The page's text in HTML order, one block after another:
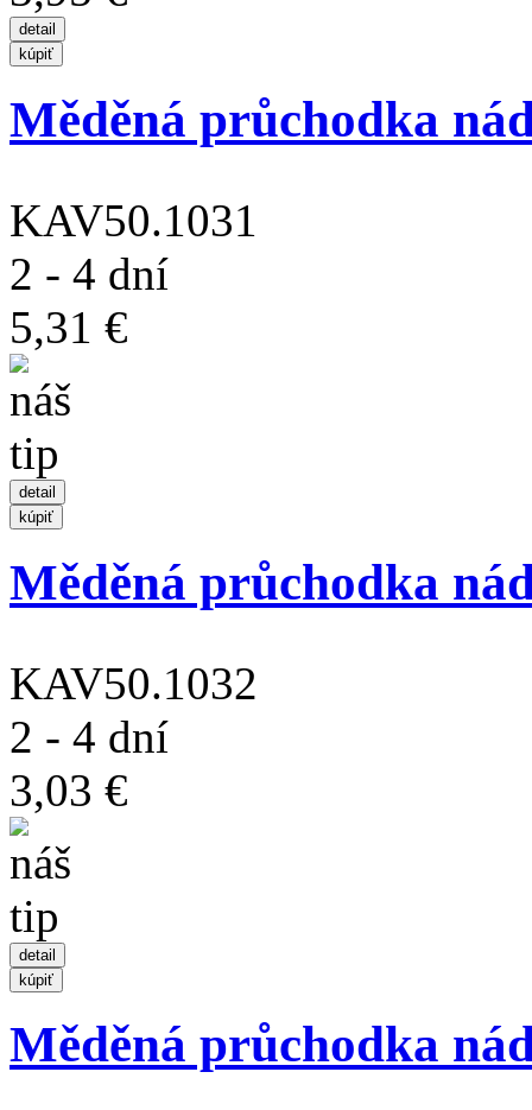
Měděná průchodka
KAV50.1031
2 - 4 dní
5,31 €
Měděná průchodka
KAV50.1032
2 - 4 dní
3,03 €
Měděná průchodka